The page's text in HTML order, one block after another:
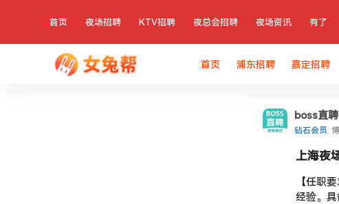
首页 夜场招聘 KTV招聘 夜总会招聘 夜场资讯 有了
首页 浦东招聘 嘉定招聘
boss直聘
钻石会员
上海夜
【任职
经验。